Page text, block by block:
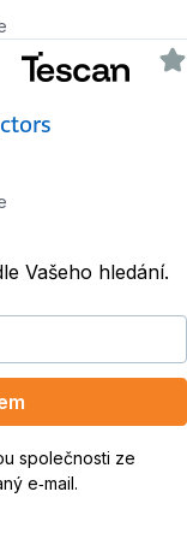
Vašeho hledání.
společnosti ze
e‑mail.